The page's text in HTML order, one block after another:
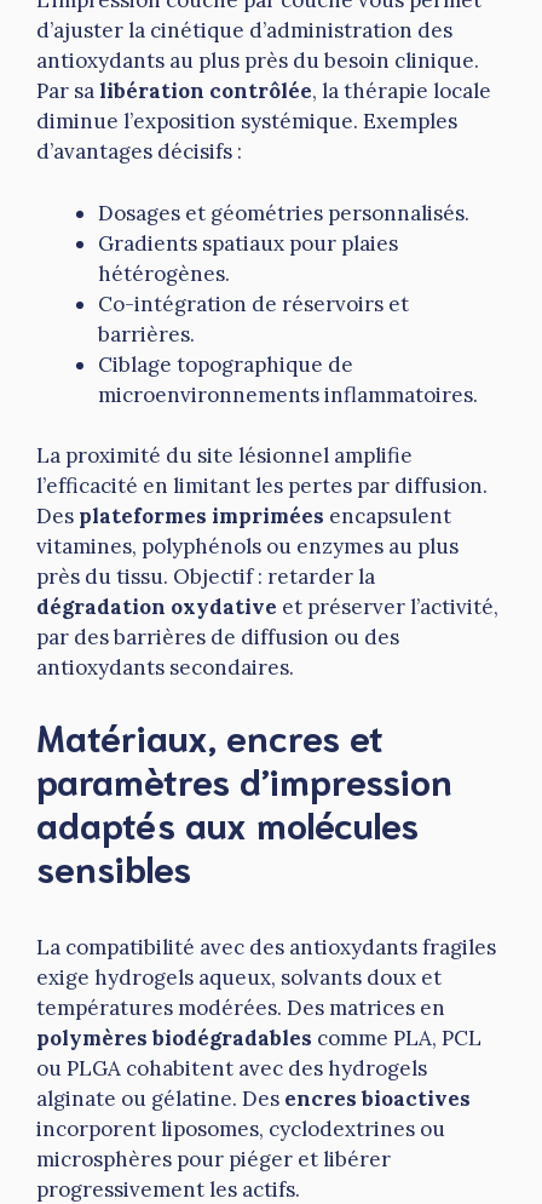
d’ajuster la cinétique d’administration des
antioxydants au plus près du besoin clinique.
Par salibération contrôlée, la thérapie locale
diminue l’exposition systémique. Exemples
d’avantages décisifs :
Dosages et géométries personnalisés.
Gradients spatiaux pour plaies
hétérogènes.
Co-intégration de réservoirs et
barrières.
Ciblage topographique de
microenvironnements inflammatoires.
La proximité du site lésionnel amplifie
l’efficacité en limitant les pertes par diffusion.
Des plateformes imprimées encapsulent
vitamines, polyphénols ou enzymes au plus
près du tissu. Objectif : retarder la
dégradation oxydative et préserver l’activité,
par des barrières de diffusion ou des
antioxydants secondaires.
Matériaux, encres et
paramètres d’impression
adaptés aux molécules
sensibles
La compatibilité avec des antioxydants fragiles
exige hydrogels aqueux, solvants doux et
températures modérées. Des matrices en
polymères biodégradables comme PLA, PCL
ou PLGA cohabitent avec des hydrogels
alginate ou gélatine. Des encres bioactives
incorporent liposomes, cyclodextrines ou
microsphères pour piéger et libérer
progressivement les actifs.